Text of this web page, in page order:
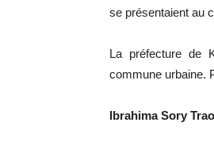
se présentaient au
La préfecture de
commune urbaine.
Ibrahima Sory